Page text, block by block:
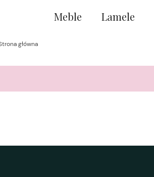
Meble Lamele
główna